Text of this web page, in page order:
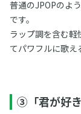
普通のJPOPのよ
です。
ラップ調を含む軽
てパワフルに歌え
③「君が好